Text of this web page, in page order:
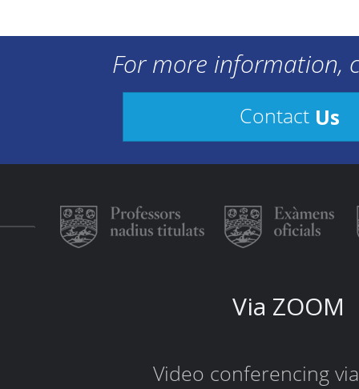
For more information,
Contact Us
Via ZOOM
Video conferencing